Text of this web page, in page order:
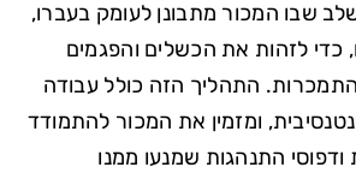
שבו המכור מתבונן לעומק בעברו,
כדי לזהות את הכשלים והפגמים
התהליך הזה כולל עבודה
ומזמין את המכור להתמודד
ודפוסי התנהגות שמנעו ממנו